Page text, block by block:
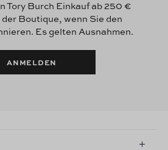
Tory Burch Einkauf ab 250 €
Boutique, wenn Sie den
Es gelten Ausnahmen.
ANMELDEN